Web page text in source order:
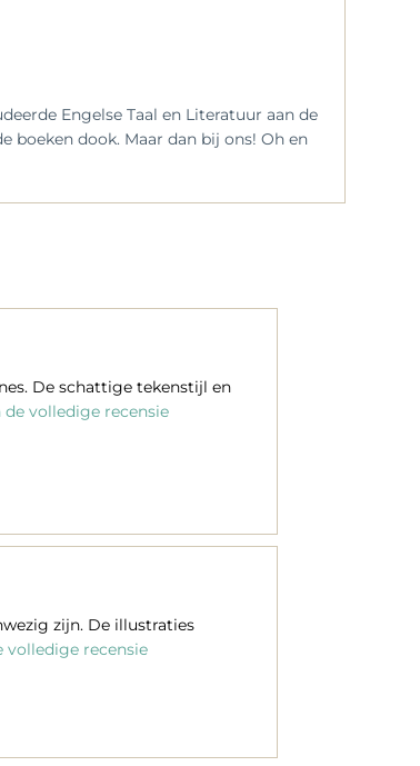
Engelse Taal en Literatuur aan de
boeken dook. Maar dan bij ons! Oh en
De schattige tekenstijl en
de volledige recensie
zijn. De illustraties
volledige recensie